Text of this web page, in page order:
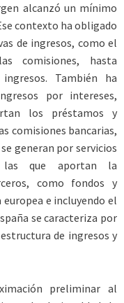
alcanzó un mínimo
contexto ha obligado
de ingresos, como el
comisiones, hasta
También ha
por intereses,
los préstamos y
comisiones bancarias,
generan por servicios
que aportan la
como fondos y
e incluyendo el
se caracteriza por
de ingresos y
preliminar al